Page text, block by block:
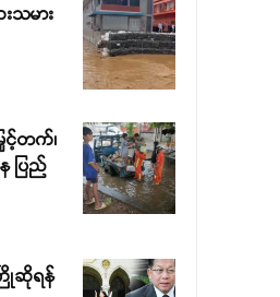
သမား
ြှင့်တက်၊
ပြည်
ြိုဆိုရန်